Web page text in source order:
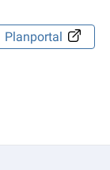
Planportal